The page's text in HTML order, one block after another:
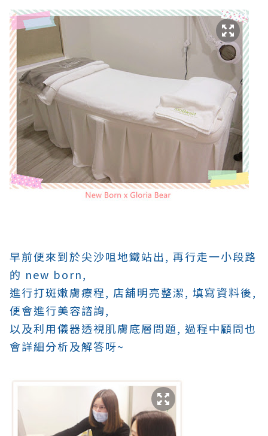
早前便來到於尖沙咀地鐵站出, 再行走一小段路
的 new born,
進行打斑嫩膚療程, 店舖明亮整潔, 填寫資料後,
便會進行美容諮詢,
以及利用儀器透視肌膚底層問題, 過程中顧問也
會詳細分析及解答呀~